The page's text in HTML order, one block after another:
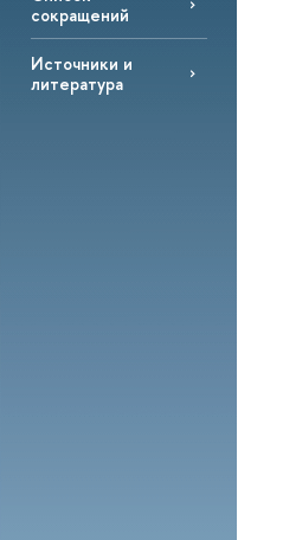
сокращений
Источники и
литература